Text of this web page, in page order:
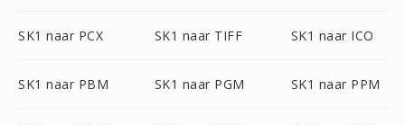
SK1 naar PCX SK1 naar TIFF SK1 naar ICO
SK1 naar PBM SK1 naar PGM SK1 naar PPM